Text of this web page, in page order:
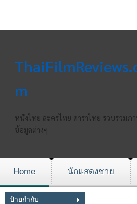
m
หนังไทย ละครไทย ดาราไทย รวบรวมภ
ข้อมูลต่างๆ
Home นักแสดงชาย
ป้ายกำกับ